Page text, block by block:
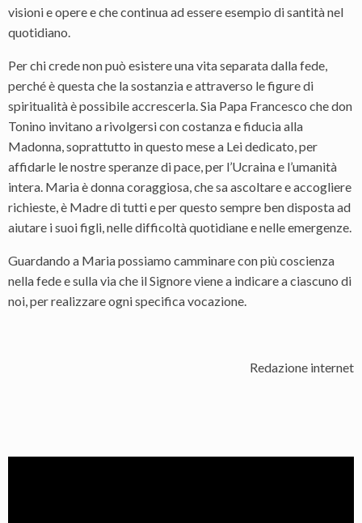
visioni e opere e che continua ad essere esempio di santità nel
quotidiano.
Per chi crede non può esistere una vita separata dalla fede,
perché è questa che la sostanzia e attraverso le figure di
spiritualità è possibile accrescerla. Sia Papa Francesco che don
Tonino invitano a rivolgersi con costanza e fiducia alla
Madonna, soprattutto in questo mese a Lei dedicato, per
affidarle le nostre speranze di pace, per l’Ucraina e l’umanità
intera. Maria è donna coraggiosa, che sa ascoltare e accogliere
richieste, è Madre di tutti e per questo sempre ben disposta ad
aiutare i suoi figli, nelle difficoltà quotidiane e nelle emergenze.
Guardando a Maria possiamo camminare con più coscienza
nella fede e sulla via che il Signore viene a indicare a ciascuno di
noi, per realizzare ogni specifica vocazione.
Redazione internet